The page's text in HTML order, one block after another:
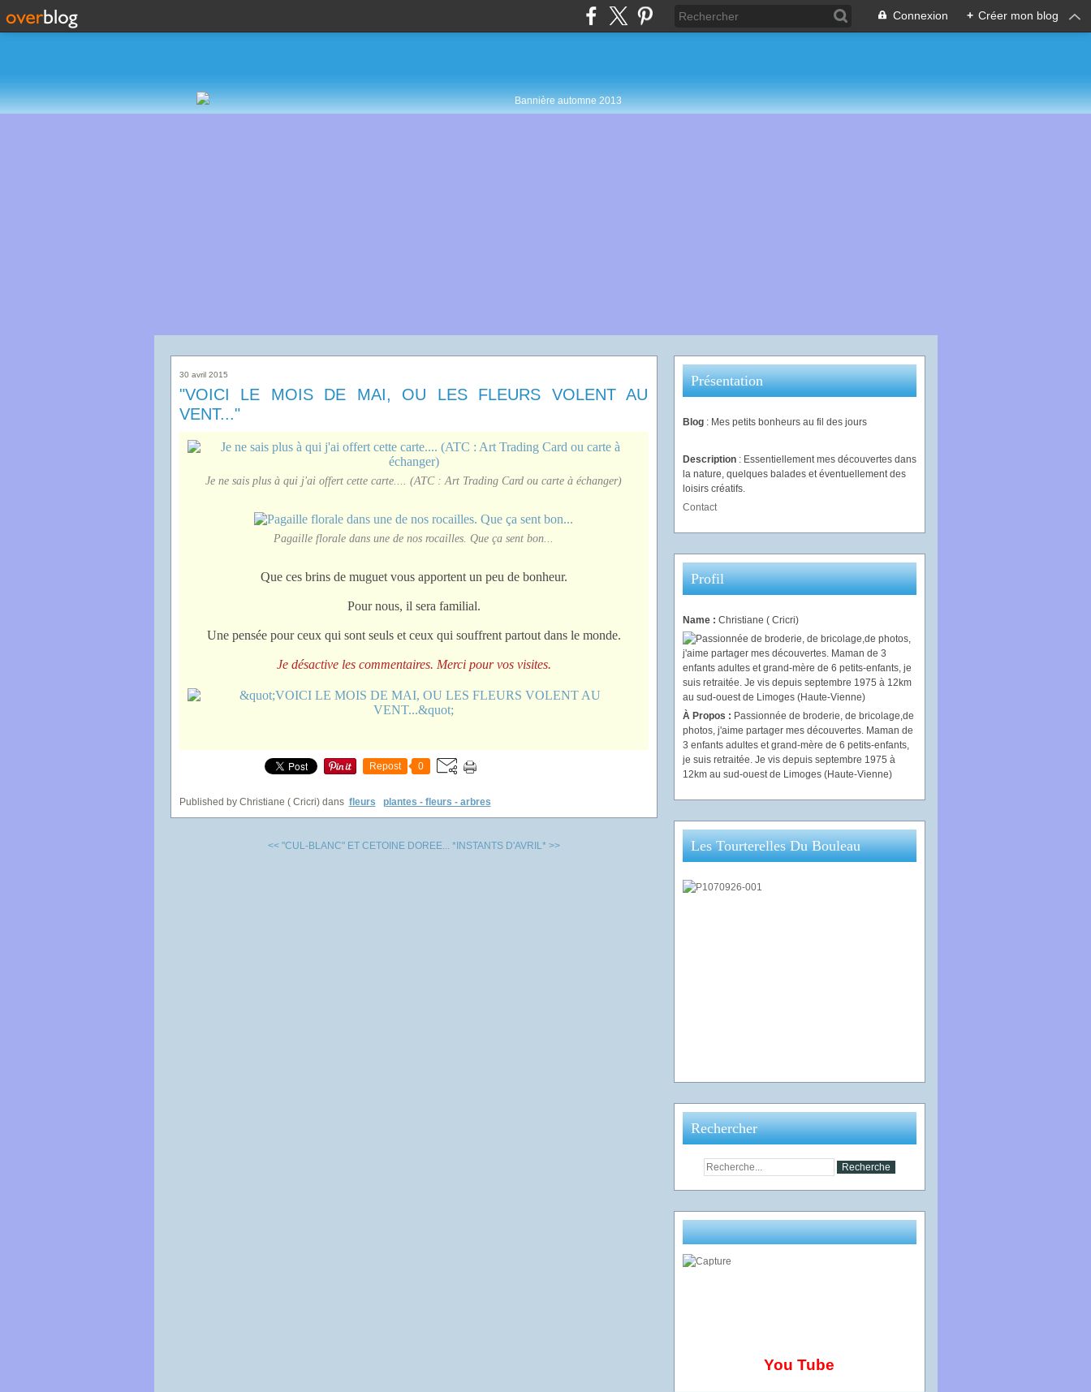
Connexion + Créer mon blog
30 avril 2015
"VOICI LE MOIS DE MAI, OU LES FLEURS VOLENT AU
VENT..."
Je ne sais plus à qui j'ai offert cette carte.... (ATC : Art Trading Card ou carte à échanger)
Pagaille florale dans une de nos rocailles. Que ça sent bon...
Que ces brins de muguet vous apportent un peu de bonheur.
Pour nous, il sera familial.
Une pensée pour ceux qui sont seuls et ceux qui souffrent partout dans le monde.
Je désactive les commentaires. Merci pour vos visites.
Repost 0
Published by Christiane ( Cricri) dans fleurs plantes - fleurs - arbres
<< "CUL-BLANC" ET CETOINE DOREE... *INSTANTS D'AVRIL* >>
Présentation
Blog : Mes petits bonheurs au fil des jours
Description : Essentiellement mes découvertes dans
la nature, quelques balades et éventuellement des
loisirs créatifs.
Contact
Profil
Name : Christiane ( Cricri)
À Propos : Passionnée de broderie, de bricolage,de
photos, j'aime partager mes découvertes. Maman de
3 enfants adultes et grand-mère de 6 petits-enfants,
je suis retraitée. Je vis depuis septembre 1975 à
12km au sud-ouest de Limoges (Haute-Vienne)
Les Tourterelles Du Bouleau
Rechercher
You Tube